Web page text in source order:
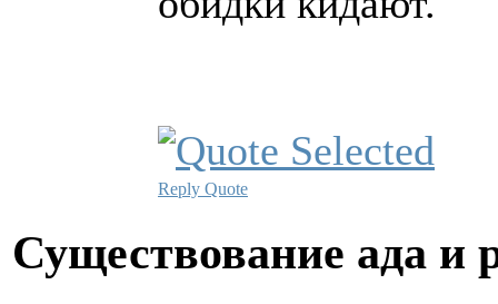
Reply Quote
Существование ада и